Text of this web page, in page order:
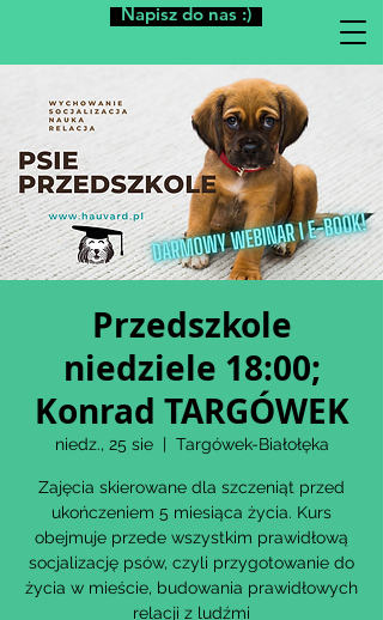
Napisz do nas :)
Przedszkole
niedziele 18:00;
Konrad TARGÓWEK
niedz., 25 sie
  |
Targówek-Białołęka
Zajęcia skierowane dla szczeniąt przed
ukończeniem 5 miesiąca życia. Kurs
obejmuje przede wszystkim prawidłową
socjalizację psów, czyli przygotowanie do
życia w mieście, budowania prawidłowych
relacji z ludźmi